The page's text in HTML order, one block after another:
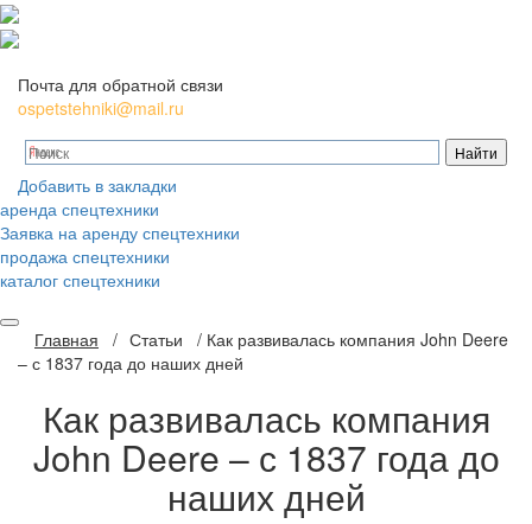
Почта для обратной связи
ospetstehniki@mail.ru
Добавить в закладки
аренда спецтехники
Заявка на аренду спецтехники
продажа спецтехники
каталог спецтехники
Главная / Статьи / Как развивалась компания John Deere
– с 1837 года до наших дней
Как развивалась компания
John Deere – с 1837 года до
наших дней